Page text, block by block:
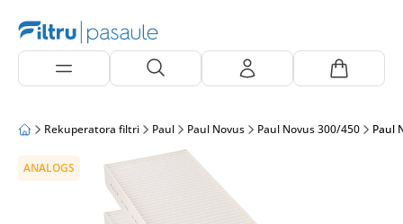
Rekuperatora filtri Paul Paul Novus Paul Novus 300/450 Paul
ANALOGS